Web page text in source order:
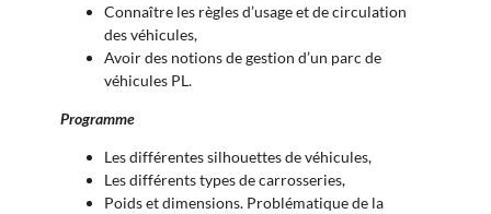
Connaître les règles d’usage et de circulation
des véhicules,
Avoir des notions de gestion d’un parc de
véhicules PL.
Programme
Les différentes silhouettes de véhicules,
Les différents types de carrosseries,
Poids et dimensions. Problématique de la